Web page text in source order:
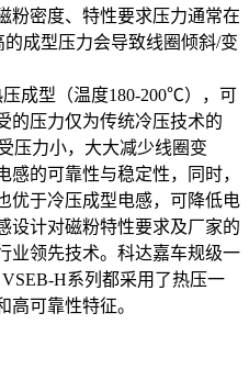
粉密度、特性要求压力通常在
的成型压力会导致线圈倾斜/变
成型（温度180-200℃），可
的压力仅为传统冷压技术的
压力小，大大减少线圈变
的可靠性与稳定性，同时，
优于冷压成型电感，可降低电
设计对磁粉特性要求及厂家的
业领先技术。科达嘉车规级一
H系列都采用了热压一
高可靠性特征。